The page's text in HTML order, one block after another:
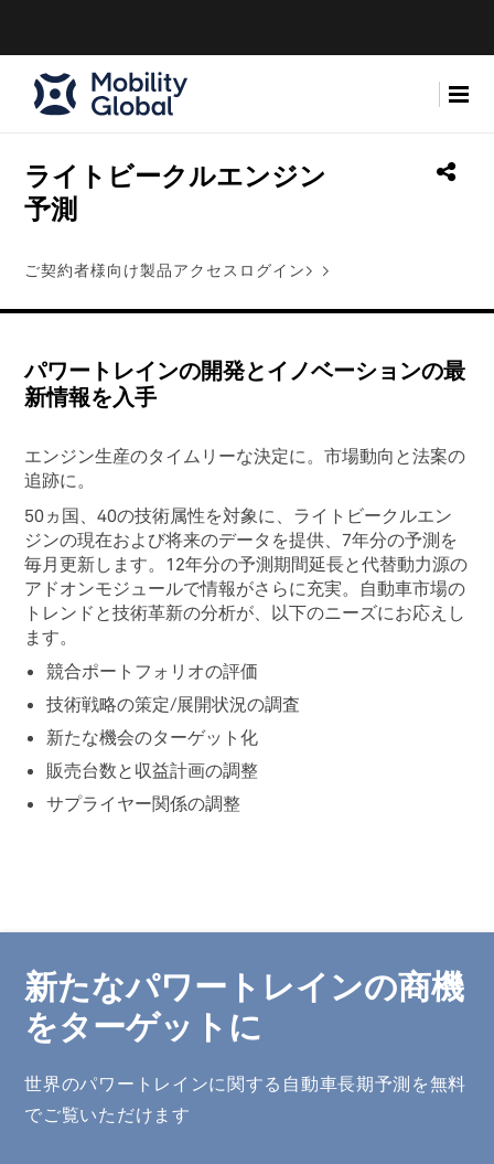
ライトビークルエンジン
予測
ご契約者様向け製品アクセスログイン>
パワートレインの開発とイノベーションの最
新情報を入手
エンジン生産のタイムリーな決定に。市場動向と法案の
追跡に。
50ヵ国、40の技術属性を対象に、ライトビークルエン
ジンの現在および将来のデータを提供、7年分の予測を
毎月更新します。12年分の予測期間延長と代替動力源の
アドオンモジュールで情報がさらに充実。自動車市場の
トレンドと技術革新の分析が、以下のニーズにお応えし
ます。
競合ポートフォリオの評価
技術戦略の策定/展開状況の調査
新たな機会のターゲット化
販売台数と収益計画の調整
サプライヤー関係の調整
新たなパワートレインの商機
をターゲットに
世界のパワートレインに関する自動車長期予測を無料
でご覧いただけます